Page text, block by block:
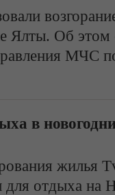
Об этом
МЧС
в
жилья
отдыха на